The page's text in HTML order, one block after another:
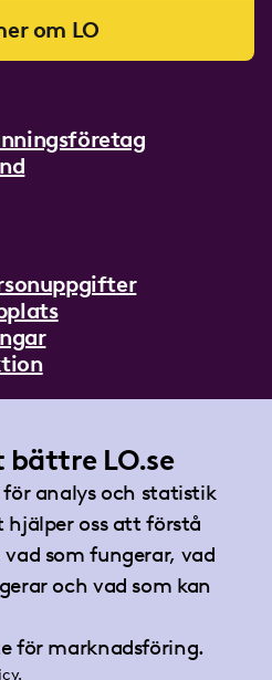
om LO
i Sverige
bättre LO.se
analys och statistik
hjälper oss att förstå
som fungerar, vad
och vad som kan
för marknadsföring.
.